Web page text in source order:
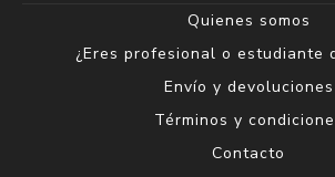
Quienes somos
¿Eres profesional o estudiante
Envío y devoluciones
Términos y
Contacto